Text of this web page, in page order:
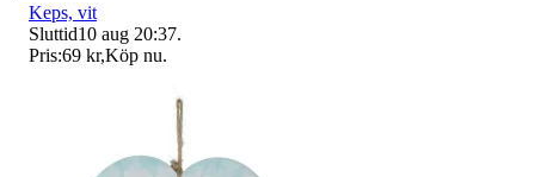
Keps, vit
Sluttid10 aug 20:37.
Pris:69 kr,Köp nu.